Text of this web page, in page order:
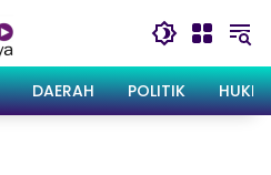
DAERAH POLITIK